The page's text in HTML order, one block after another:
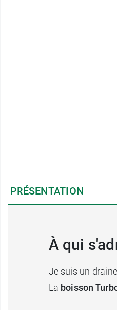
PRÉSENTATION
À qui
Je suis un
La boisson